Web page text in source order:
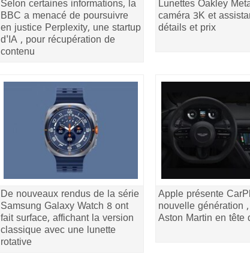
Selon certaines informations, la
BBC a menacé de poursuivre
en justice Perplexity, une startup
d'IA , pour récupération de
contenu
Lunettes Oakley
caméra 3K et
détails et prix
De nouveaux rendus de la série
Samsung Galaxy Watch 8 ont
fait surface, affichant la version
classique avec une lunette
rotative
Apple présente
nouvelle génération
Aston Martin en tête